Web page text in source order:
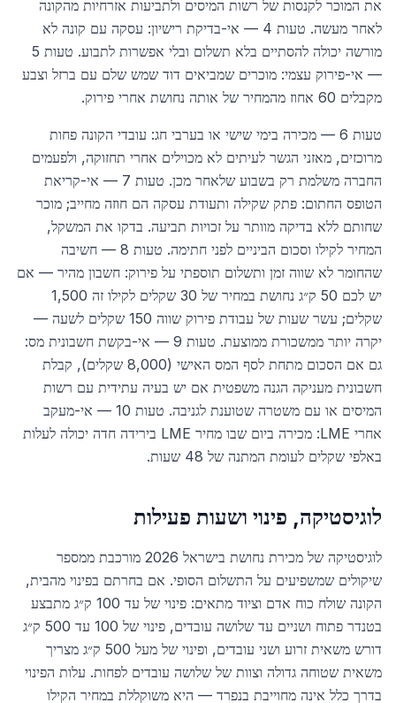
את המוכר לקנסות של רשות המיסים ולתביעות אזרחיות מהקונה
לאחר מעשה. טעות 4 — אי-בדיקת רישיון: עסקה עם קונה לא
מורשה יכולה להסתיים בלא תשלום ובלי אפשרות לתבוע. טעות 5
— אי-פירוק עצמי: מוכרים שמביאים דוד שמש שלם עם ברזל וצבע
מקבלים 60 אחוז מהמחיר של אותה נחושת אחרי פירוק.
טעות 6 — מכירה בימי שישי או בערבי חג: עובדי הקונה פחות
מרוכזים, מאזני הגשר לעיתים לא מכוילים אחרי תחזוקה, ולפעמים
החברה משלמת רק בשבוע שלאחר מכן. טעות 7 — אי-קריאת
הטופס החתום: פתק שקילה ותעודת עסקה הם חוזה מחייב; מוכר
שחותם ללא בדיקה מוותר על זכויות תביעה. בדקו את המשקל,
המחיר לקילו וסכום הביניים לפני חתימה. טעות 8 — חשיבה
שהחומר לא שווה זמן ותשלום תוספתי על פירוק: חשבון מהיר — אם
יש לכם 50 ק״ג נחושת במחיר של 30 שקלים לקילו זה 1,500
שקלים; עשר שעות של עבודת פירוק שווה 150 שקלים לשעה —
יקרה יותר ממשכורת ממוצעת. טעות 9 — אי-בקשת חשבונית מס:
גם אם הסכום מתחת לסף המס האישי (8,000 שקלים), קבלת
חשבונית מעניקה הגנה משפטית אם יש בעיה עתידית עם רשות
המיסים או עם משטרה שטוענת לגניבה. טעות 10 — אי-מעקב
אחרי LME: מכירה ביום שבו מחיר LME בירידה חדה יכולה לעלות
באלפי שקלים לעומת המתנה של 48 שעות.
לוגיסטיקה, פינוי ושעות פעילות
לוגיסטיקה של מכירת נחושת בישראל 2026 מורכבת ממספר
שיקולים שמשפיעים על התשלום הסופי. אם בחרתם בפינוי מהבית,
הקונה שולח כוח אדם וציוד מתאים: פינוי של עד 100 ק״ג מתבצע
בטנדר פתוח ושניים עד שלושה עובדים, פינוי של 100 עד 500 ק״ג
דורש משאית זרוע ושני עובדים, ופינוי של מעל 500 ק״ג מצריך
משאית שטוחה גדולה וצוות של שלושה עובדים לפחות. עלות הפינוי
בדרך כלל אינה מחוייבת בנפרד — היא משוקללת במחיר הקילו